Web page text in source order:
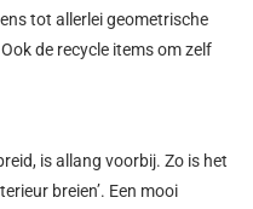
tot allerlei geometrische
de recycle items om zelf
is allang voorbij. Zo is het
breien’. Een mooi